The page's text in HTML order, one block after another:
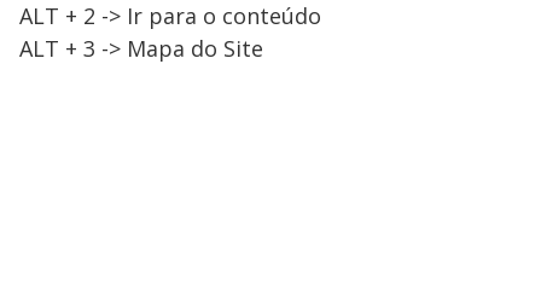
ALT + 2 -> Ir para o conteúdo
ALT + 3 -> Mapa do Site